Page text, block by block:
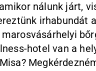
nálunk járt,
irhabundát a
hotel van a